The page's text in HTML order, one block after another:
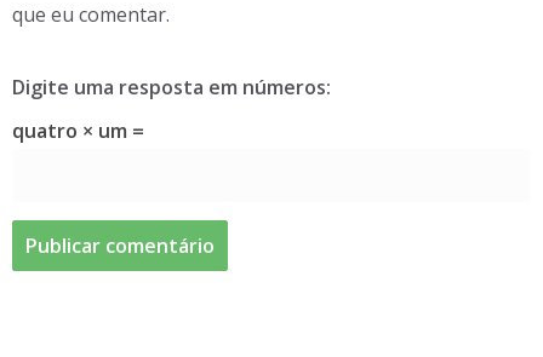
que eu comentar.
Digite uma resposta em números:
quatro × um =